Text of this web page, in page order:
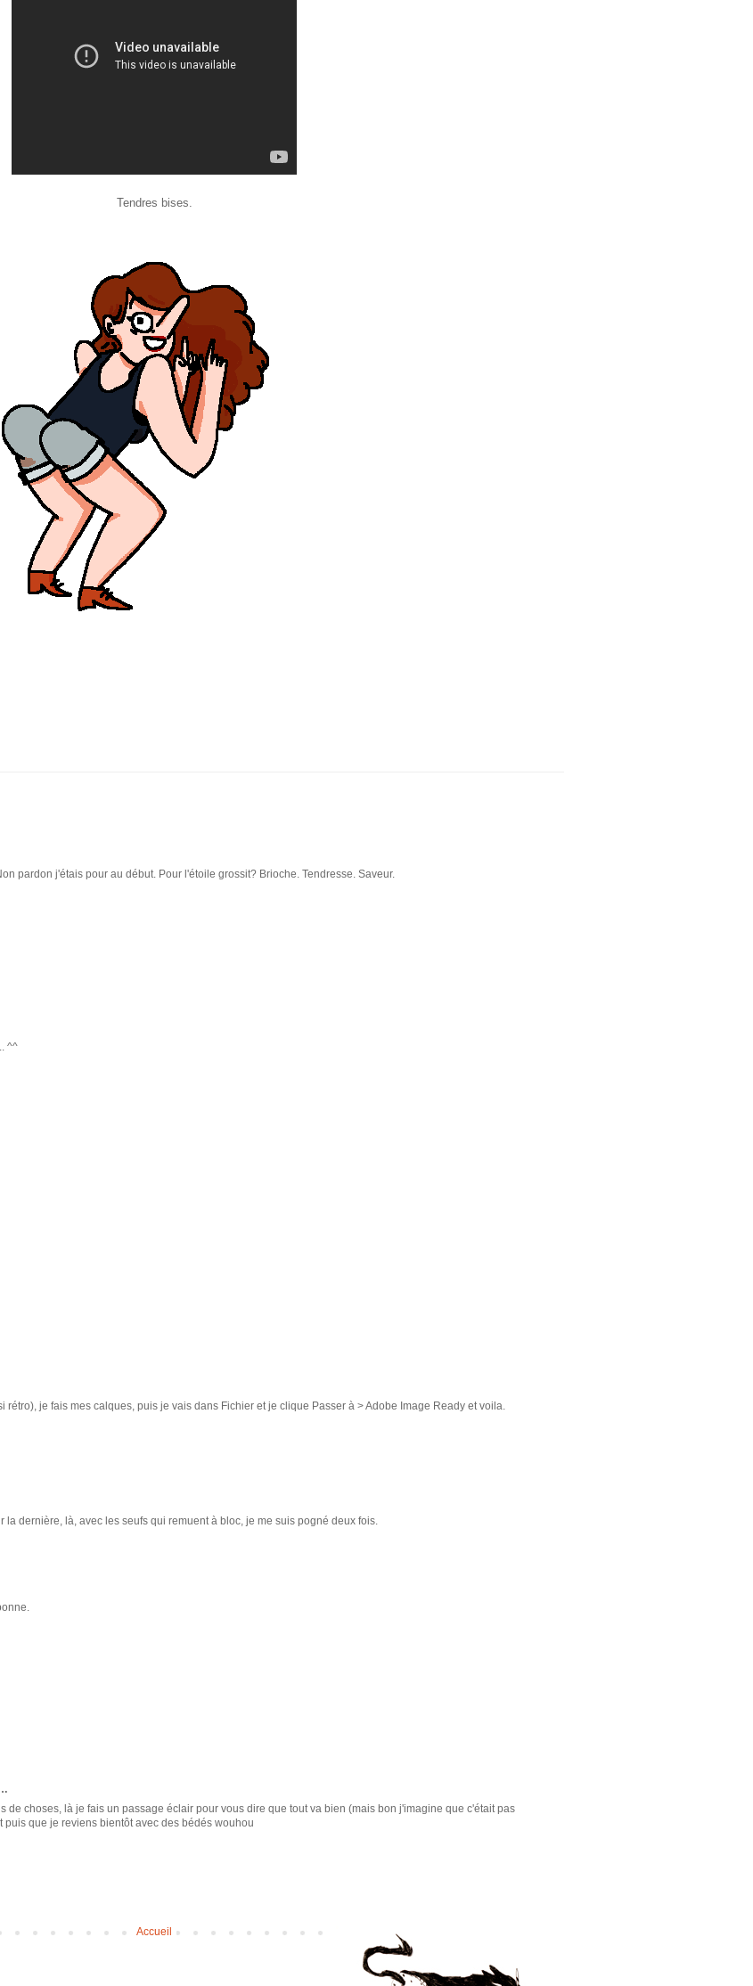
Tendres bises.
pardon j'étais pour au début. Pour l'étoile grossit? Brioche. Tendresse. Saveur.
^^
je fais mes calques, puis je vais dans Fichier et je clique Passer à > Adobe Image Ready et voila.
la dernière, là, avec les seufs qui remuent à bloc, je me suis pogné deux fois.
de choses, là je fais un passage éclair pour vous dire que tout va bien (mais bon j'imagine que c'était pas
que je reviens bientôt avec des bédés wouhou
Accueil